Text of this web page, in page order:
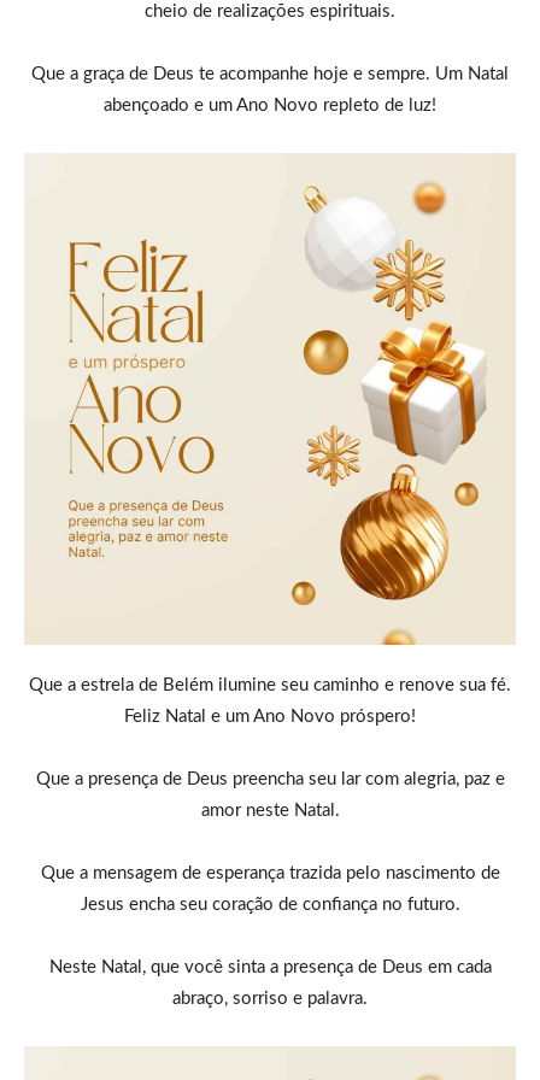
cheio de realizações espirituais.
Que a graça de Deus te acompanhe hoje e sempre. Um Natal
abençoado e um Ano Novo repleto de luz!
Que a estrela de Belém ilumine seu caminho e renove sua fé.
Feliz Natal e um Ano Novo próspero!
Que a presença de Deus preencha seu lar com alegria, paz e
amor neste Natal.
Que a mensagem de esperança trazida pelo nascimento de
Jesus encha seu coração de confiança no futuro.
Neste Natal, que você sinta a presença de Deus em cada
abraço, sorriso e palavra.